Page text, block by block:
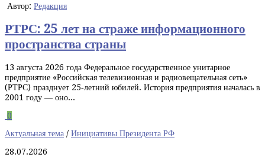
Автор: Редакция
РТРС: 25 лет на страже информационного
пространства страны
13 августа 2026 года Федеральное государственное унитарное
предприятие «Российская телевизионная и радиовещательная сеть»
(РТРС) празднует 25‑летний юбилей. История предприятия началась в
2001 году — оно...
0
Актуальная тема / Инициативы Президента РФ
28.07.2026